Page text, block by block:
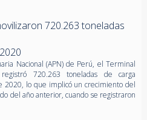
720.263 toneladas
Nacional (APN) de Perú, el Terminal
720.263 toneladas de carga
2020, lo que implicó un crecimiento del
del año anterior, cuando se registraron